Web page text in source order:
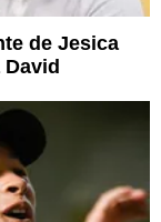
de Jesica